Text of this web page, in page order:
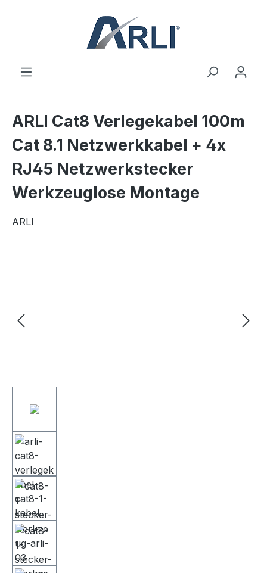
ARLI Cat8 Verlegekabel 100m
Cat 8.1 Netzwerkkabel + 4x
RJ45 Netzwerkstecker
Werkzeuglose Montage
ARLI